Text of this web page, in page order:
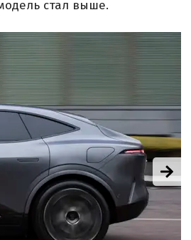
стал выше.